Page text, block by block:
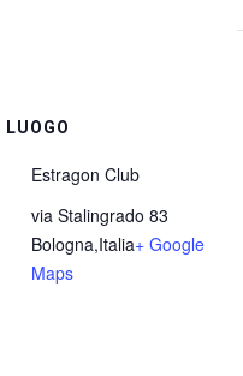
LUOGO
Estragon Club
via Stalingrado 83
Bologna,Italia+ Google
Maps